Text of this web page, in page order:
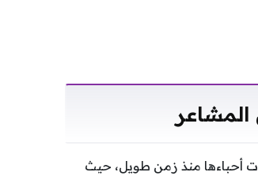
المشاعر
أحباءها منذ زمن طويل، حيث